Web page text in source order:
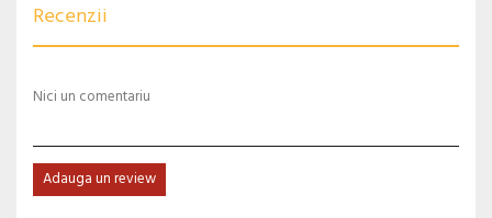
Recenzii
Nici un comentariu
Adauga un review